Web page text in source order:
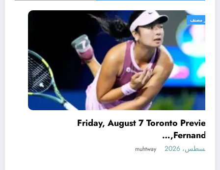
غير مصنف
Friday, August 7 Toronto Preview:
Fernandez,…
7 أغسطس، 2026 muhtway